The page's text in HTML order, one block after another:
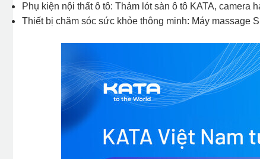
Phụ kiện nội thất ô tô: Thảm lót sàn ô tô KATA, camera
Thiết bị chăm sóc sức khỏe thông minh: Máy